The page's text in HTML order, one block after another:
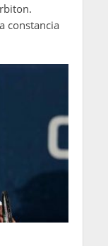
constancia